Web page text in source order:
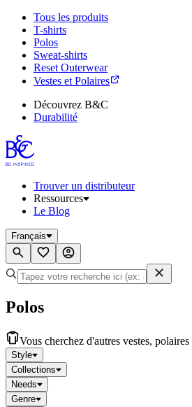
Tous les produits
T-shirts
Polos
Sweat-shirts
Reset Outerwear
Vestes et Polaires
Découvrez B&C
Durabilité
Trouver un distributeur
Ressources
Le Blog
Français
Polos
Vous cherchez d'autres vestes,
Style
Collections
Needs
Genre